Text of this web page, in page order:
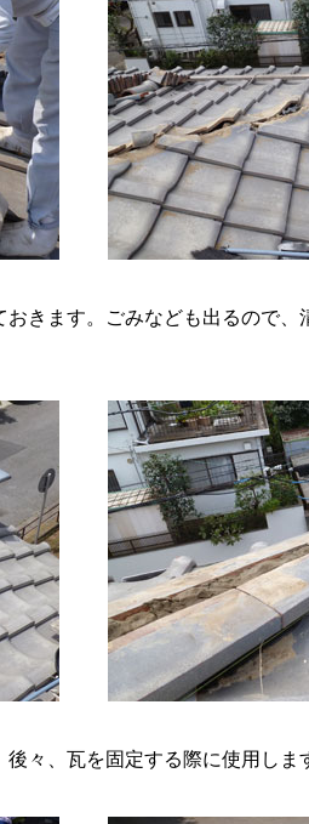
きます。ごみなども出るので、
々、瓦を固定する際に使用しま